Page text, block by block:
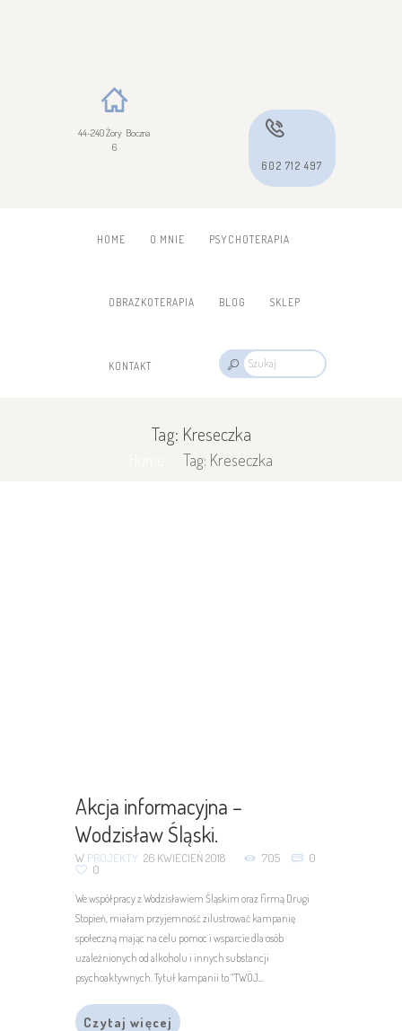
44-240 Żory Boczna
6
602 712 497
HOME O MNIE PSYCHOTERAPIA
OBRAZKOTERAPIA BLOG SKLEP
KONTAKT
Tag: Kreseczka
Tag: Kreseczka
Akcja informacyjna –
Wodzisław Śląski.
W PROJEKTY 26 KWIECIEŃ 2018 705
0
0
We współpracy z Wodzisławiem Śląskim oraz firmą Drugi
Stopień, miałam przyjemność zilustrować kampanię
społeczną mając na celu pomoc i wsparcie dla osób
uzależnionych od alkoholu i innych substancji
psychoaktywnych. Tytuł kampanii to “TWÓJ...
Czytaj więcej